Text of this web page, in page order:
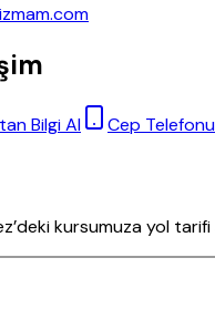
Bilgi Al Cep
kursumuza yol tarifi